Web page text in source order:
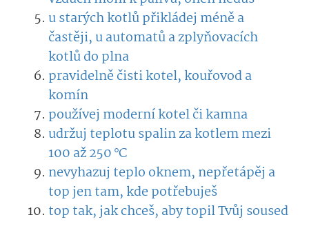
u starých kotlů přikládej méně a
častěji, u automatů a zplyňovacích
kotlů do plna
pravidelně čisti kotel, kouřovod a
komín
používej moderní kotel či kamna
udržuj teplotu spalin za kotlem mezi
100 až 250 °C
nevyhazuj teplo oknem, nepřetápěj a
top jen tam, kde potřebuješ
top tak, jak chceš, aby topil Tvůj soused